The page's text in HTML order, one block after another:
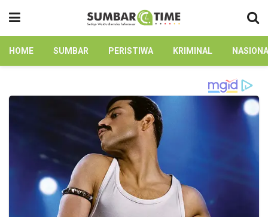
HOME SUMBAR PERISTIWA KRIMINAL